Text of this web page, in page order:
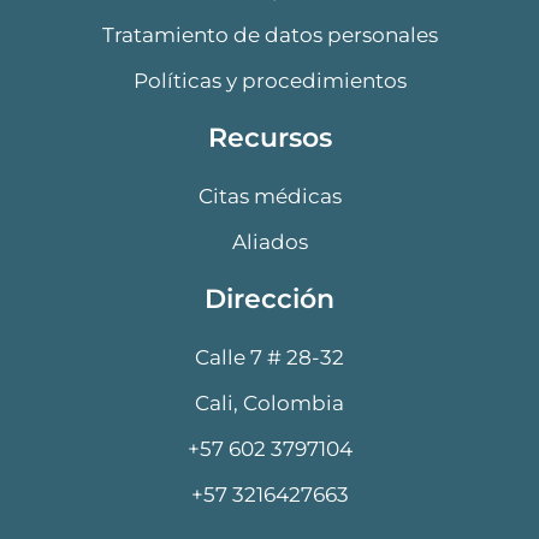
Tratamiento de datos personales
Políticas y procedimientos
Recursos
Citas médicas
Aliados
Dirección
Calle 7 # 28-32
Cali, Colombia
+57 602 3797104
+57 3216427663